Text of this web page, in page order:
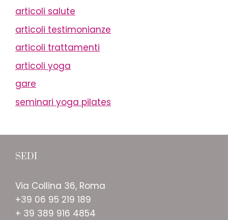
articoli salute
articoli testimonianze
articoli trattamenti
articoli yoga
gare
seminari yoga pilates
SEDI
Via Collina 36, Roma
+39 06 95 219 189
+ 39 389 916 4854